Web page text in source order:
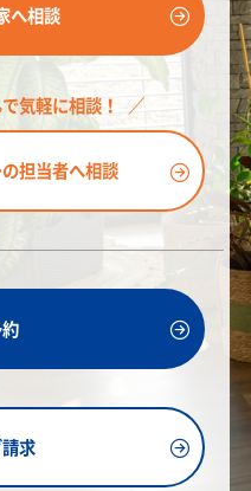
へ相談
気軽に相談！
担当者へ相談
求